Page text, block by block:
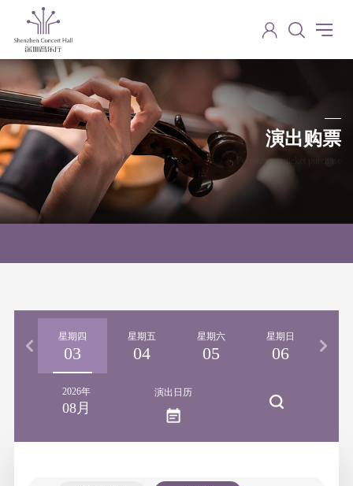
演出购票
Performance ticket purchase
星期四
03
星期五
04
星期六
05
星期日
06
2026年
08月
演出日历